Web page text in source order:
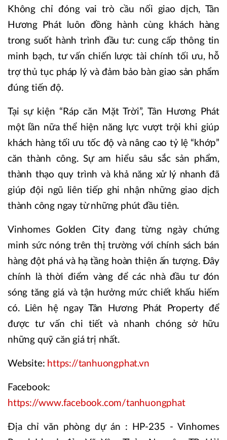
Không chỉ đóng vai trò cầu nối giao dịch, Tân
Hương Phát luôn đồng hành cùng khách hàng
trong suốt hành trình đầu tư: cung cấp thông tin
minh bạch, tư vấn chiến lược tài chính tối ưu, hỗ
trợ thủ tục pháp lý và đảm bảo bàn giao sản phẩm
đúng tiến độ.
Tại sự kiện “Ráp căn Mặt Trời”, Tân Hương Phát
một lần nữa thể hiện năng lực vượt trội khi giúp
khách hàng tối ưu tốc độ và nâng cao tỷ lệ “khớp”
căn thành công. Sự am hiểu sâu sắc sản phẩm,
thành thạo quy trình và khả năng xử lý nhanh đã
giúp đội ngũ liên tiếp ghi nhận những giao dịch
thành công ngay từ những phút đầu tiên.
Vinhomes Golden City đang từng ngày chứng
minh sức nóng trên thị trường với chính sách bán
hàng đột phá và hạ tầng hoàn thiện ấn tượng. Đây
chính là thời điểm vàng để các nhà đầu tư đón
sóng tăng giá và tận hưởng mức chiết khấu hiếm
có. Liên hệ ngay Tân Hương Phát Property để
được tư vấn chi tiết và nhanh chóng sở hữu
những quỹ căn giá trị nhất.
Website: https://tanhuongphat.vn
Facebook:
https://www.facebook.com/tanhuongphat
Địa chỉ văn phòng dự án : HP-235 - Vinhomes